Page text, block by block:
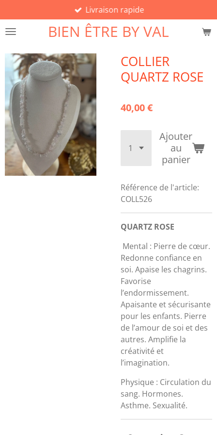
au
contenu
BIEN ÊTRE BY VAL
Livraison rapide
COLLIER
QUARTZ ROSE
40,00 €
Ajouter
au
panier
Référence de l'article:
COLL526
QUARTZ ROSE
Mental : Pierre de cœur.
Redonne confiance en
soi. Apaise les chagrins.
Favorise
l’endormissement.
Apaisante et sécurisante
pour les enfants. Pierre
de l’amour de soi et des
autres. Amplifie la
créativité et
l’imagination.
Physique : Circulation du
sang. Hormones.
Asthme. Sexualité.